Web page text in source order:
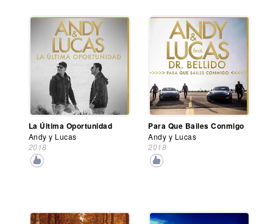
La Última Oportunidad
Andy y Lucas
2018
Para Que Bailes Conmigo
Andy y Lucas
2018